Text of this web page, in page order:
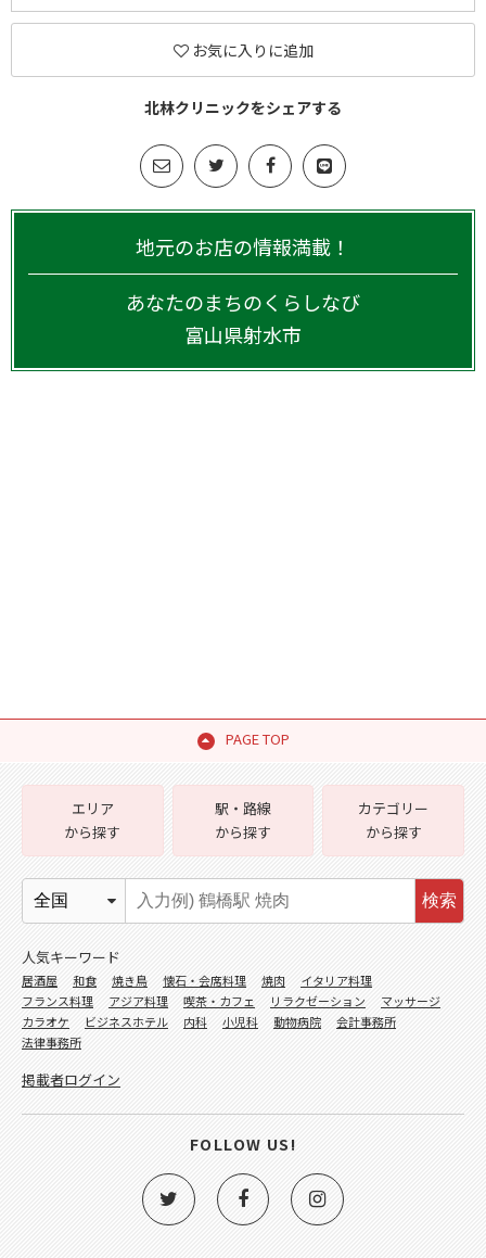
お気に入りに追加
北林クリニックをシェアする
地元のお店の情報満載！
あなたのまちのくらしなび
富山県射水市
PAGE TOP
エリア
から探す
駅・路線
から探す
カテゴリー
から探す
検索
人気キーワード
居酒屋 和食 焼き鳥 懐石・会席料理 焼肉
イタリア料理
フランス料理
アジア料理 喫茶・カフェ リラクゼーション
マッサージ
カラオケ
ビジネスホテル 内科 小児科 動物病院
会計事務所
法律事務所
掲載者ログイン
FOLLOW US!